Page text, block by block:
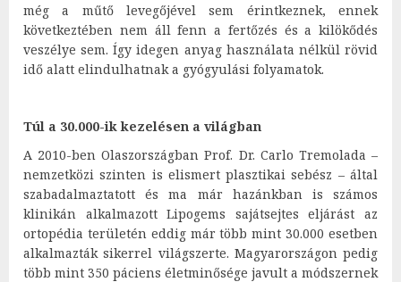
még a műtő levegőjével sem érintkeznek, ennek
következtében nem áll fenn a fertőzés és a kilökődés
veszélye sem. Így idegen anyag használata nélkül rövid
idő alatt elindulhatnak a gyógyulási folyamatok.
Túl a 30.000-ik kezelésen a világban
A 2010-ben Olaszországban Prof. Dr. Carlo Tremolada –
nemzetközi szinten is elismert plasztikai sebész – által
szabadalmaztatott és ma már hazánkban is számos
klinikán alkalmazott Lipogems sajátsejtes eljárást az
ortopédia területén eddig már több mint 30.000 esetben
alkalmazták sikerrel világszerte. Magyarországon pedig
több mint 350 páciens életminősége javult a módszernek